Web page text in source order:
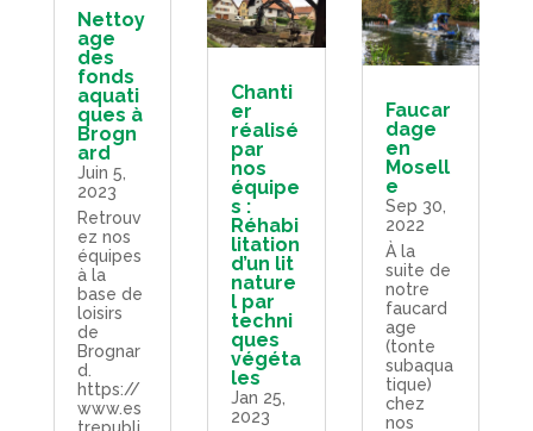
Nettoy
age
des
fonds
aquati
ques à
Brogn
ard
Juin 5,
2023
Retrouv
ez nos
équipes
à la
base de
loisirs
de
Brognar
d.
https://
www.es
Chanti
er
réalisé
par
nos
équipe
s :
Réhabi
litation
d’un lit
nature
l par
techni
ques
végéta
les
Jan 25,
2023
Faucar
dage
en
Mosell
e
Sep 30,
2022
À la
suite de
notre
faucard
age
(tonte
subaqua
tique)
chez
nos